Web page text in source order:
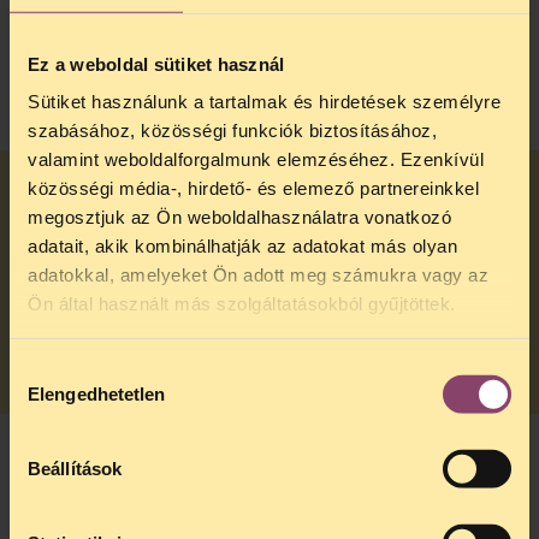
Ez a weboldal sütiket használ
Sütiket használunk a tartalmak és hirdetések személyre
szabásához, közösségi funkciók biztosításához,
valamint weboldalforgalmunk elemzéséhez. Ezenkívül
közösségi média-, hirdető- és elemező partnereinkkel
megosztjuk az Ön weboldalhasználatra vonatkozó
adatait, akik kombinálhatják az adatokat más olyan
adatokkal, amelyeket Ön adott meg számukra vagy az
Ön által használt más szolgáltatásokból gyűjtöttek.
kiválasztása
Elengedhetetlen
Beállítások
állampolgár vagyok?
NEXT
Kaphatok ingyenes egészségügyi ellátást, ha
nem volt biztosításom, de elkezdem fizetni
magam után a havi járulékot?
NEXT